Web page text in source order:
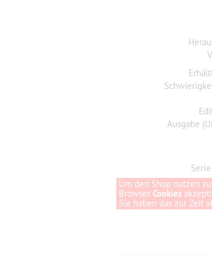
Ausgabe
Um den Shop nutzen
Browser Cookies
Sie haben das zur Zeit